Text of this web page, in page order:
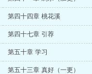
第四十四章 桃花溪
第四十七章 引荐
第五十章 学习
第五十三章 真好（一更）